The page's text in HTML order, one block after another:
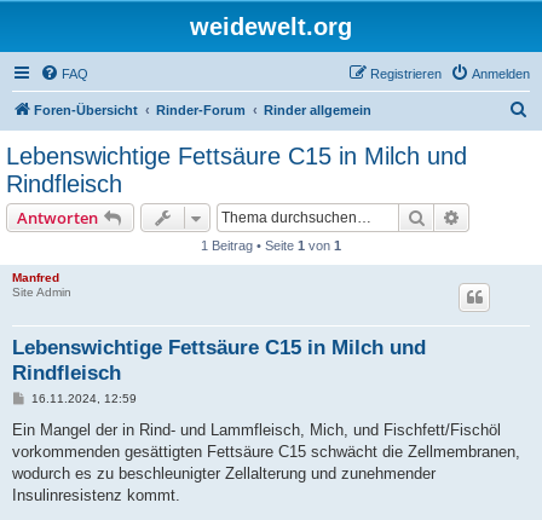
weidewelt.org
FAQ Anmelden
Registrieren
Foren-Übersicht Rinder-Forum Rinder allgemein
Lebenswichtige Fettsäure C15 in Milch und
Rindfleisch
Antworten Suche
1 Beitrag • Seite 1 von 1
Manfred
Site Admin
Lebenswichtige Fettsäure C15 in Milch und
Rindfleisch
B
i
r
a
16.11.2024, 12:59
Ein Mangel der in Rind- und Lammfleisch, Mich, und Fischfett/Fischöl
vorkommenden gesättigten Fettsäure C15 schwächt die Zellmembranen,
wodurch es zu beschleunigter Zellalterung und zunehmender
Insulinresistenz kommt.